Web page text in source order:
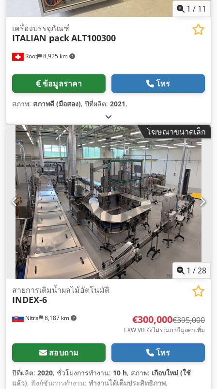
1 / 11
Root 8,925 km
เครื่องบรรจุภัณฑ์
ITALIAN packALT100300
ข้อมูลราคา โทร
สภาพ: สภาพดี (มือสอง), ปีที่ผลิต: 2021,
โฆษณาขนาดเล็ก
1 /28
Nitra 8,187 km
สายการเติมน้ำผลไม้อัตโนมัติ
INDEX-6
€300,000€395,000
EXW VB ยังไม่รวมภาษีมูลค่าเพิ่ม
สอบถาม โทร
ปีที่ผลิต: 2020, ชั่วโมงการทำงาน: 10 h, สภาพ: เกือบใหม่ (ใช้
แล้ว), ฟังก์ชันการทำงาน: ทำงานได้เต็มประสิทธิภาพ,